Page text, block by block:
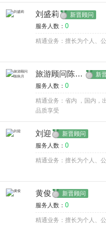
刘盛莉 新晋顾问
服务人数： 0
精通业务：擅长为个人、
旅游顾问陈秋月 新
服务人数： 0
精通业务：省内 ，国内，
品质享受
刘迎 新晋顾问
服务人数： 0
精通业务：擅长为个人、
黄俊 新晋顾问
服务人数： 0
精通业务：擅长为个人、